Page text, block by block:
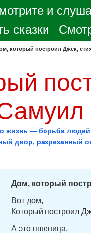
и
сказки
который построил Джек,
жизнь — борьба
двор, разрезанный
Дом, который
Вот дом,
Который построил
А это пшеница,